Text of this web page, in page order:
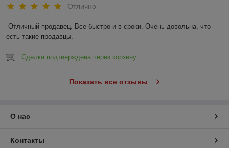
Отлично
Отличный продавец. Все быстро и в сроки. Очень довольна, что
есть такие продавцы.
Сделка подтверждена через корзину
Показать все отзывы
О нас
Контакты